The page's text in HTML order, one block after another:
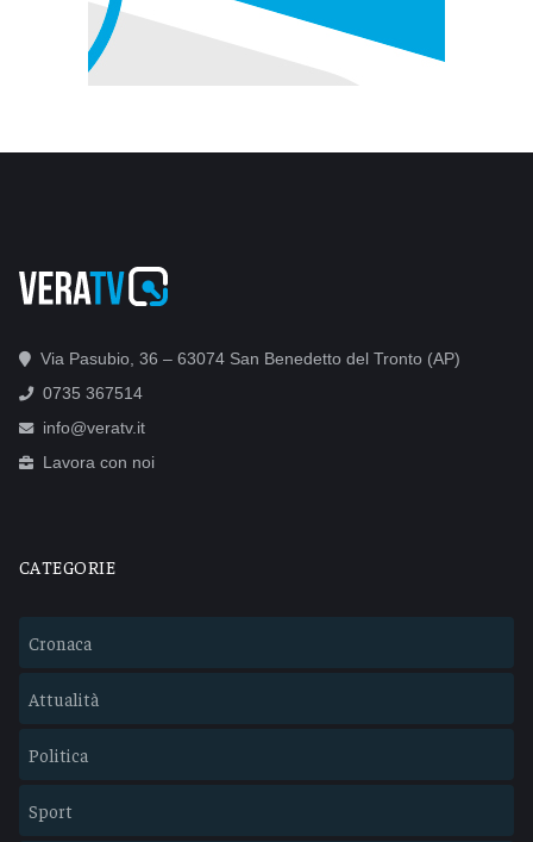
Via Pasubio, 36 – 63074 San Benedetto del Tronto (AP)
0735 367514
info@veratv.it
Lavora con noi
CATEGORIE
Cronaca
Attualità
Politica
Sport